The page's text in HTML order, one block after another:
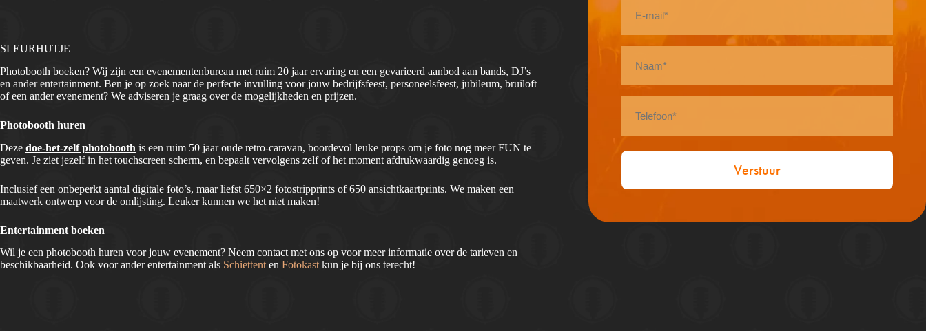
SLEURHUTJE
Photobooth boeken? Wij zijn een evenementenbureau met ruim 20 jaar ervaring en een gevarieerd aanbod aan bands, DJ’s
en ander entertainment. Ben je op zoek naar de perfecte invulling voor jouw bedrijfsfeest, personeelsfeest, jubileum, bruiloft
of een ander evenement? We adviseren je graag over de mogelijkheden en prijzen.
Photobooth huren
Deze doe-het-zelf photobooth is een ruim 50 jaar oude retro-caravan, boordevol leuke props om je foto nog meer FUN te
geven. Je ziet jezelf in het touchscreen scherm, en bepaalt vervolgens zelf of het moment afdrukwaardig genoeg is.
Inclusief een onbeperkt aantal digitale foto’s, maar liefst 650×2 fotostripprints of 650 ansichtkaartprints. We maken een
maatwerk ontwerp voor de omlijsting. Leuker kunnen we het niet maken!
Entertainment boeken
Wil je een photobooth huren voor jouw evenement? Neem contact met ons op voor meer informatie over de tarieven en
beschikbaarheid. Ook voor ander entertainment als Schiettent en Fotokast kun je bij ons terecht!
mail